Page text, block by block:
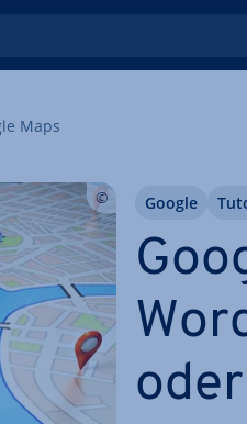
Maps
Google